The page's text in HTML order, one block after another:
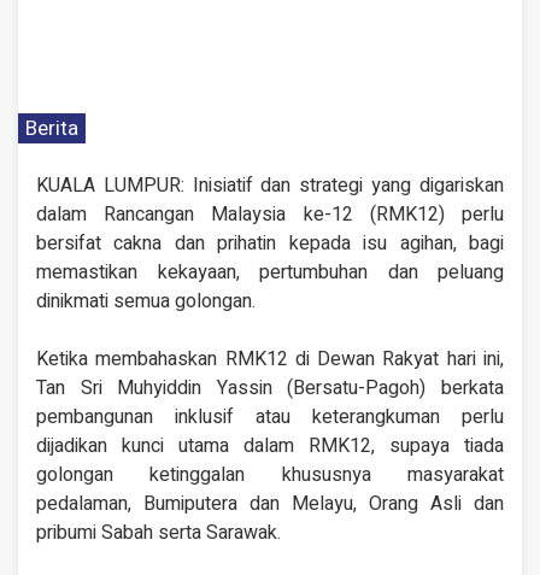
Berita
KUALA LUMPUR: Inisiatif dan strategi yang digariskan
dalam Rancangan Malaysia ke-12 (RMK12) perlu
bersifat cakna dan prihatin kepada isu agihan, bagi
memastikan kekayaan, pertumbuhan dan peluang
dinikmati semua golongan.
Ketika membahaskan RMK12 di Dewan Rakyat hari ini,
Tan Sri Muhyiddin Yassin (Bersatu-Pagoh) berkata
pembangunan inklusif atau keterangkuman perlu
dijadikan kunci utama dalam RMK12, supaya tiada
golongan ketinggalan khususnya masyarakat
pedalaman, Bumiputera dan Melayu, Orang Asli dan
pribumi Sabah serta Sarawak.